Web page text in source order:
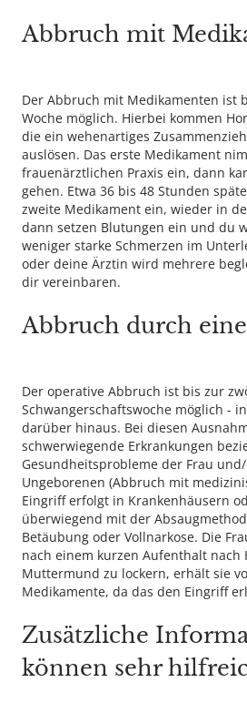
Abbruch mit
Der Abbruch mit Medikamenten ist
Woche möglich. Hierbei kommen
die ein wehenartiges
auslösen. Das erste Medikament
frauenärztlichen Praxis ein, dann
gehen. Etwa 36 bis 48 Stunden
zweite Medikament ein, wieder in
dann setzen Blutungen ein und du
weniger starke Schmerzen im
oder deine Ärztin wird mehrere
dir vereinbaren.
Abbruch durch
Der operative Abbruch ist bis zur
Schwangerschaftswoche möglich -
darüber hinaus. Bei diesen
schwerwiegende Erkrankungen
Gesundheitsprobleme der Frau
Ungeborenen (Abbruch mit
Eingriff erfolgt in Krankenhäusern
überwiegend mit der
Betäubung oder Vollnarkose. Die
nach einem kurzen Aufenthalt nach
Muttermund zu lockern, erhält sie
Medikamente, da das den Eingriff
Zusätzliche
können sehr